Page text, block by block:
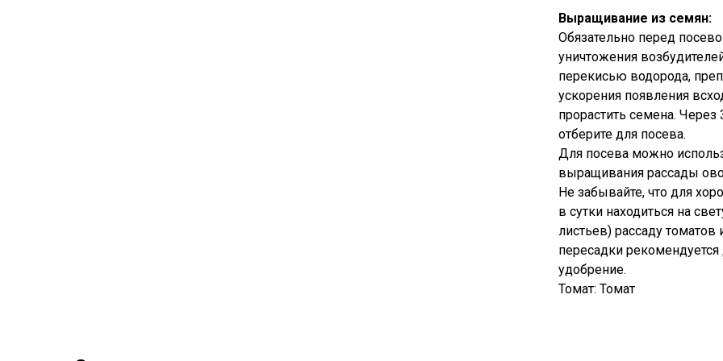
Выращивание из семян:
Обязательно перед
уничтожения
перекисью водорода,
ускорения появления
прорастить семена.
отберите для посева.
Для посева можно
выращивания рассады
Не забывайте, что для
в сутки находиться на
листьев) рассаду
пересадки
удобрение.
Томат: Томат